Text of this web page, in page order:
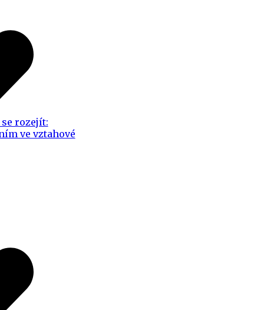
se rozejít:
ve vztahové